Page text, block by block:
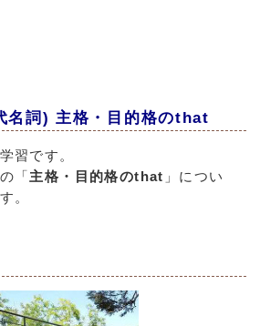
名詞) 主格・目的格のthat
習です。
「主格・目的格のthat 」につい
。